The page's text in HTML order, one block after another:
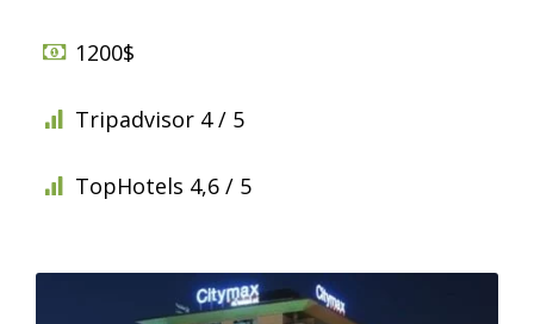
1200$
Tripadvisor 4 / 5
TopHotels 4,6 / 5